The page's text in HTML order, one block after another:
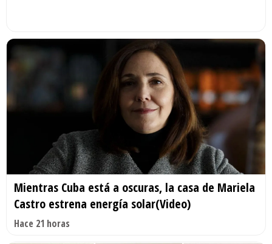
Mientras Cuba está a oscuras, la casa de Mariela
Castro estrena energía solar(Video)
Hace 21 horas